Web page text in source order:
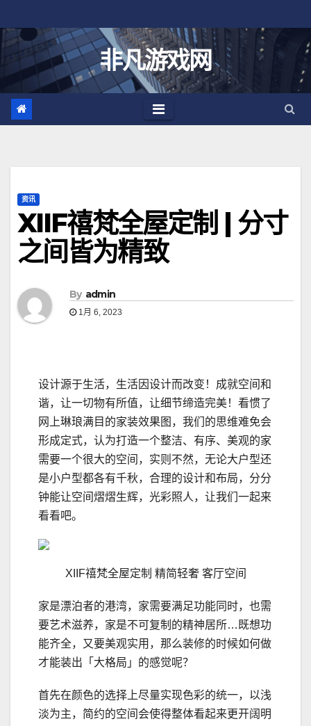
至
非凡游戏网
资讯
XIIF禧梵全屋定制 | 分寸
之间皆为精致
By admin
1月 6, 2023
设计源于生活，生活因设计而改变！成就空间和
谐，让一切物有所值，让细节缔造完美！看惯了
网上琳琅满目的家装效果图，我们的思维难免会
形成定式，认为打造一个整洁、有序、美观的家
需要一个很大的空间，实则不然，无论大户型还
是小户型都各有千秋，合理的设计和布局，分分
钟能让空间熠熠生辉，光彩照人，让我们一起来
看看吧。
XIIF禧梵全屋定制 精简轻奢 客厅空间
家是漂泊者的港湾，家需要满足功能同时，也需
要艺术滋养，家是不可复制的精神居所…既想功
能齐全，又要美观实用，那么装修的时候如何做
才能装出「大格局」的感觉呢？
首先在颜色的选择上尽量实现色彩的统一，以浅
淡为主，简约的空间会使得整体看起来更开阔明